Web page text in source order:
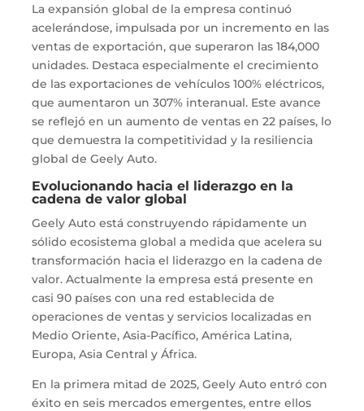
La expansión global de la empresa continuó
acelerándose, impulsada por un incremento en las
ventas de exportación, que superaron las 184,000
unidades. Destaca especialmente el crecimiento
de las exportaciones de vehículos 100% eléctricos,
que aumentaron un 307% interanual. Este avance
se reflejó en un aumento de ventas en 22 países, lo
que demuestra la competitividad y la resiliencia
global de Geely Auto.
Evolucionando hacia el liderazgo en la
cadena de valor global
Geely Auto está construyendo rápidamente un
sólido ecosistema global a medida que acelera su
transformación hacia el liderazgo en la cadena de
valor. Actualmente la empresa está presente en
casi 90 países con una red establecida de
operaciones de ventas y servicios localizadas en
Medio Oriente, Asia-Pacífico, América Latina,
Europa, Asia Central y África.
En la primera mitad de 2025, Geely Auto entró con
éxito en seis mercados emergentes, entre ellos